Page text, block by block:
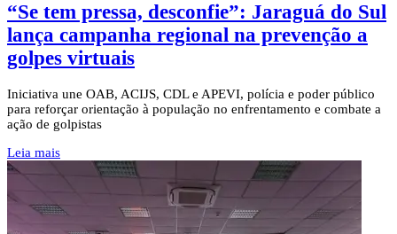
“Se tem pressa, desconfie”: Jaraguá do Sul
lança campanha regional na prevenção a
golpes virtuais
Iniciativa une OAB, ACIJS, CDL e APEVI, polícia e poder público
para reforçar orientação à população no enfrentamento e combate a
ação de golpistas
Leia mais